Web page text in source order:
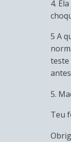
4.
5 A
teste
5.
Teu